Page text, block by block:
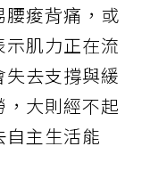
腰痠背痛，或
肌力正在流
去支撐與緩
大則經不起
主生活能